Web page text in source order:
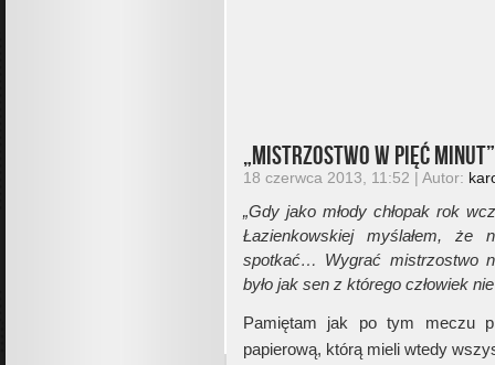
„Mistrzostwo w pięć
18 czerwca 2013, 11:52 | Autor:
„Gdy jako młody chłopak rok
Łazienkowskiej myślałem,
spotkać… Wygrać mistrzostwo
było jak sen z którego człowiek
Pamiętam jak po tym meczu
papierową, którą mieli wtedy